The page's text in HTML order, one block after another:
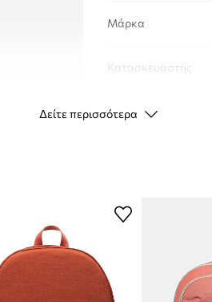
Μάρκα
Κατασκευαστής
ID προϊόντος
Δείτε περισσότερα